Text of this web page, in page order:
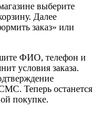
выберите
Далее
заказ» или
ФИО, телефон и
условия заказа.
Теперь останется
покупке.